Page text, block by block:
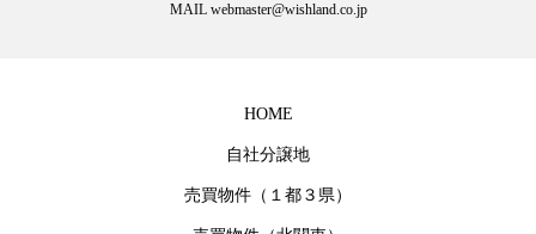
MAIL webmaster@wishland.co.jp
HOME
自社分譲地
売買物件（１都３県）